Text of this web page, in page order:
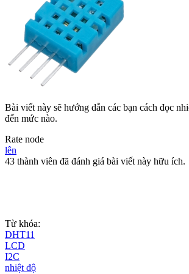
Bài viết này sẽ hướng dẫn các bạn cách đọc
đến mức nào.
Rate node
lên
43 thành viên đã đánh giá bài viết này hữu ích.
Từ khóa:
DHT11
LCD
I2C
nhiệt độ